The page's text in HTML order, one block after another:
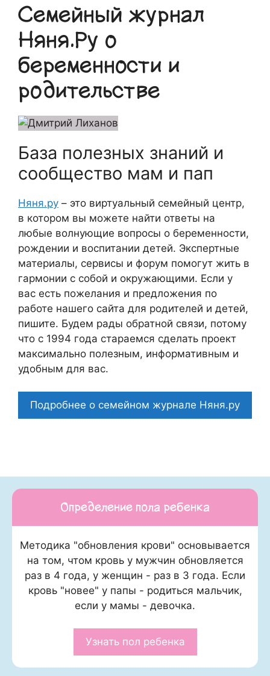
Семейный журнал
Няня.Ру о
беременности и
родительстве
База полезных знаний и
сообщество мам и пап
Няня.ру – это виртуальный семейный центр,
в котором вы можете найти ответы на
любые волнующие вопросы о беременности,
рождении и воспитании детей. Экспертные
материалы, сервисы и форум помогут жить в
гармонии с собой и окружающими. Если у
вас есть пожелания и предложения по
работе нашего сайта для родителей и детей,
пишите. Будем рады обратной связи, потому
что c 1994 года стараемся сделать проект
максимально полезным, информативным и
удобным для вас.
Подробнее о семейном журнале Няня.ру
Определение пола ребенка
Методика "обновления крови" основывается
на том, чтом кровь у мужчин обновляется
раз в 4 года, у женщин - раз в 3 года. Если
кровь "новее" у папы - родиться мальчик,
если у мамы - девочка.
Узнать пол ребенка